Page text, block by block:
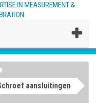
IN MEASUREMENT &
aansluitingen